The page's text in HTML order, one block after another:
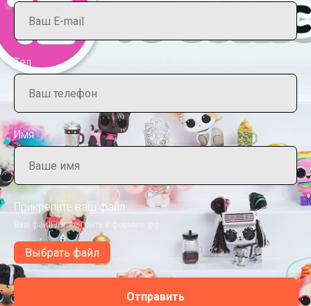
Тел
Имя
Прикрепите ваш файл
Ваш файл должен быть в формате jpg
Выбрать файл
Отправить